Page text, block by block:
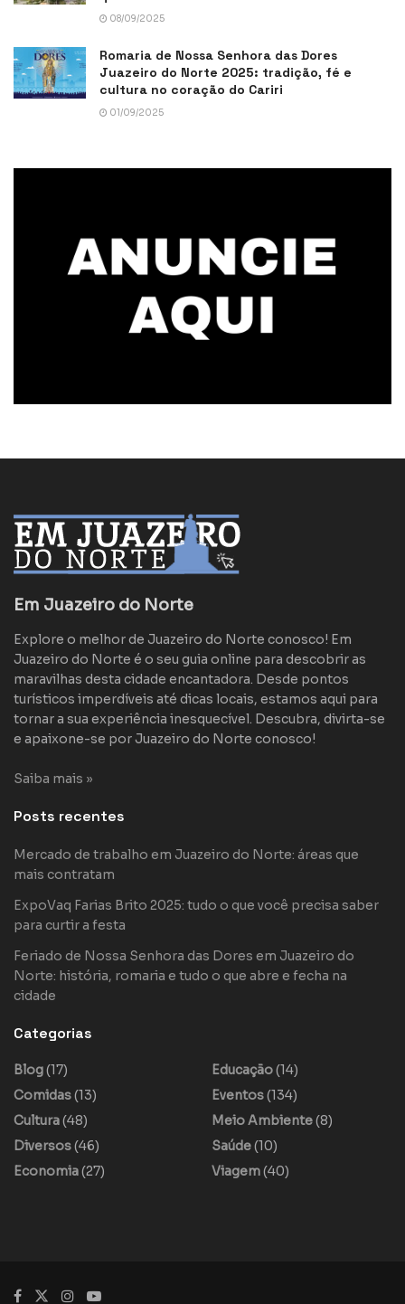
08/09/2025
Romaria de Nossa Senhora das Dores
Juazeiro do Norte 2025: tradição, fé e
cultura no coração do Cariri
01/09/2025
Em Juazeiro do Norte
Explore o melhor de Juazeiro do Norte conosco! Em
Juazeiro do Norte é o seu guia online para descobrir as
maravilhas desta cidade encantadora. Desde pontos
turísticos imperdíveis até dicas locais, estamos aqui para
tornar a sua experiência inesquecível. Descubra, divirta-se
e apaixone-se por Juazeiro do Norte conosco!
Saiba mais »
Posts recentes
Mercado de trabalho em Juazeiro do Norte: áreas que
mais contratam
ExpoVaq Farias Brito 2025: tudo o que você precisa saber
para curtir a festa
Feriado de Nossa Senhora das Dores em Juazeiro do
Norte: história, romaria e tudo o que abre e fecha na
cidade
Categorias
Blog(17)
Comidas(13)
Cultura(48)
Diversos(46)
Economia(27)
Educação(14)
Eventos(134)
Meio Ambiente(8)
Saúde(10)
Viagem(40)